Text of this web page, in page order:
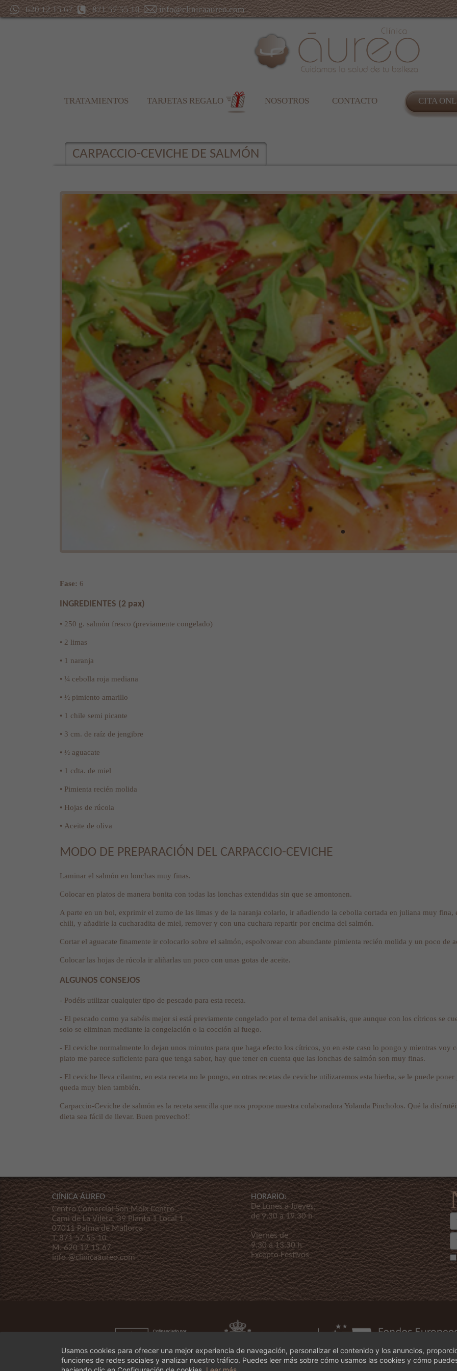
620 12 15 67 871 57 55 10 info@clinicaaureo.com
TRATAMIENTOS TARJETAS REGALO NOSOTROS CONTACTO CITA
CARPACCIO-CEVICHE DE SALMÓN
Fase: 6
INGREDIENTES (2 pax)
• 250 g. salmón fresco (previamente congelado)
• 2 limas
• 1 naranja
• ¼ cebolla roja mediana
• ½ pimiento amarillo
• 1 chile semi picante
• 3 cm. de raíz de jengibre
• ½ aguacate
• 1 cdta. de miel
• Pimienta recién molida
• Hojas de rúcola
• Aceite de oliva
MODO DE PREPARACIÓN DEL CARPACCIO-CEVICHE
Laminar el salmón en lonchas muy finas.
Colocar en platos de manera bonita con todas las lonchas extendidas sin que se amontonen.
A parte en un bol, exprimir el zumo de las limas y de la naranja colarlo, ir añadiendo la cebolla cortada en juliana muy
chili, y añadirle la cucharadita de miel, remover y con una cuchara repartir por encima del salmón.
Cortar el aguacate finamente ir colocarlo sobre el salmón, espolvorear con abundante pimienta recién molida y un poco de
Colocar las hojas de rúcola ir aliñarlas un poco con unas gotas de aceite.
ALGUNOS CONSEJOS
- Podéis utilizar cualquier tipo de pescado para esta receta.
- El pescado como ya sabéis mejor si está previamente congelado por el tema del anisakis, que aunque con los cítricos se
solo se eliminan mediante la congelación o la cocción al fuego.
- El ceviche normalmente lo dejan unos minutos para que haga efecto los cítricos, yo en este caso lo pongo y mientras voy
plato me parece suficiente para que tenga sabor, hay que tener en cuenta que las lonchas de salmón son muy finas.
- El ceviche lleva cilantro, en esta receta no le pongo, en otras recetas de ceviche utilizaremos esta hierba, se le puede
queda muy bien también.
Carpaccio-Ceviche de salmón es la receta sencilla que nos propone nuestra colaboradora Yolanda Pincholos. Qué la
dieta sea fácil de llevar. Buen provecho!!
ClÍNICA ÁUREO
Centro Comercial Son Moix Centre
Cami de La Vileta, 39 Planta 1 Local 1
07011 Palma de Mallorca
T.871 57 55 10
M.620 12 15 67
info @clinicaaureo.com
HORARIO:
De Lunes a Jueves,
de 9.30 a 19.30 h
Viernes de
9.30 a 13.30 h
Excepto Festivos
Usamos cookies para ofrecer una mejor experiencia de navegación, personalizar el contenido y los anuncios,
funciones de redes sociales y analizar nuestro tráfico. Puedes leer más sobre cómo usamos las cookies y cómo